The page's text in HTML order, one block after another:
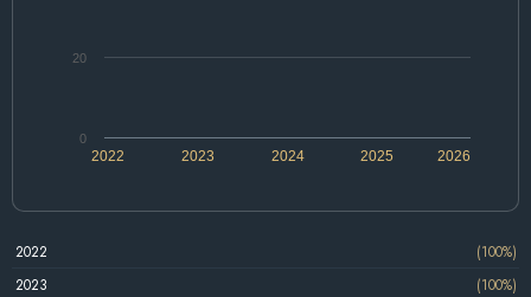
2022 2024 2026
2023 2025
0
20
2022
(100%)
2023
(100%)